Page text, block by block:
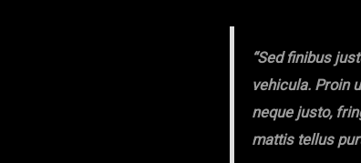
“Sed finibus
vehicula. Proin
neque justo,
mattis tellus